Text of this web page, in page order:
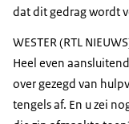
dat dit gedrag wordt
WESTER (RTL
Heel even
over gezegd van
tengels af. En u zei